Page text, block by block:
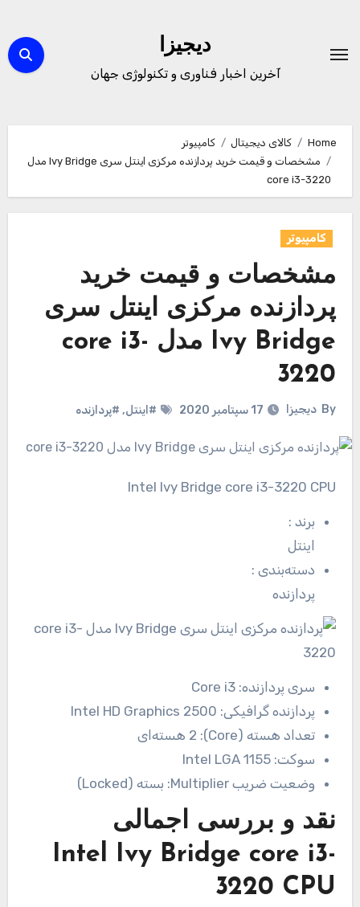
content
دیجیزا
آخرین اخبار فناوری و تکنولوژی جهان
Home کالای دیجیتال
کامپیوتر
مشخصات و قیمت خرید پردازنده مرکزی اینتل سری Ivy Bridge مدل
core i3-3220
کامپیوتر
مشخصات و قیمت خرید
پردازنده مرکزی اینتل سری
Ivy Bridge مدل core i3-
3220
By دیجیزا 17 سپتامبر 2020 #اینتل, #پردازنده
Intel Ivy Bridge core i3-3220 CPU
برند:
اینتل
دسته‌بندی:
پردازنده
سری پردازنده: Core i3
پردازنده گرافیکی: Intel HD Graphics 2500
تعداد هسته (Core):
2 هسته‌ای
سوکت: Intel LGA 1155
وضعیت ضریب Multiplier:
بسته (Locked)
نقد و بررسی اجمالی
Intel Ivy Bridge core i3-
3220 CPU